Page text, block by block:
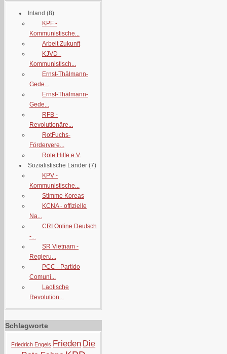
Inland (8)
KPF -
Kommunistische...
Arbeit Zukunft
KJVD -
Kommunistisch...
Ernst-Thälmann-
Gede...
Ernst-Thälmann-
Gede...
RFB -
Revolutionäre...
RotFuchs-
Fördervere...
Rote Hilfe e.V.
Sozialistische Länder (7)
KPV -
Kommunistische...
Stimme Koreas
KCNA - offizielle
Na...
CRI Online Deutsch
-...
SR Vietnam -
Regieru...
PCC - Partido
Comuni...
Laotische
Revolution...
Schlagworte
Friedrich Engels Frieden Die